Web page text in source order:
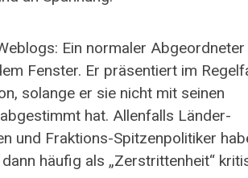
Ein normaler
Fenster. Er präsentiert im
solange er sie nicht mit seinen
hat. Allenfalls Länder-
und Fraktions-Spitzenpolitiker
häufig als „Zerstrittenheit“